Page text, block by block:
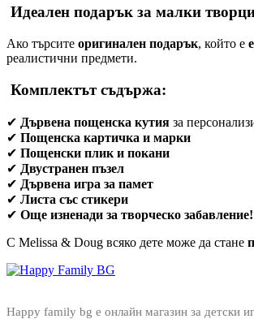
Идеален подарък за малки
Ако търсите оригинален подарък, който е
реалистични предмети.
Комплектът съдържа:
✔ Дървена пощенска кутия за
✔ Пощенска картичка и марки
✔ Пощенски плик и покани
✔ Двустранен пъзел
✔ Дървена игра за памет
✔ Листа със стикери
✔ Още изненади за творческо забавление!
С Melissa & Doug всяко дете може да стане
Happy family bg е онлайн магазин за детски